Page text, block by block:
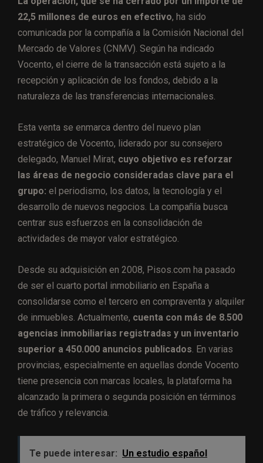
22,5 millones de euros en efectivo, ha sido
comunicada por la compañía a la Comisión Nacional del
Mercado de Valores (CNMV). Según ha indicado
Vocento, el cierre de la transacción está sujeto a la
recepción y aplicación de los fondos, debido a la
naturaleza de las transferencias internacionales.
Esta venta se enmarca dentro del nuevo plan
estratégico de Vocento, liderado por su consejero
delegado, Manuel Mirat, cuyo objetivo es reforzar
las áreas de negocio consideradas clave para el
grupo: el periodismo, los datos, la tecnología y el
desarrollo de nuevos negocios. La compañía busca
centrar sus esfuerzos en la consolidación de
actividades de mayor valor estratégico.
Desde su adquisición en 2008, Pisos.com ha pasado
de ser el cuarto portal inmobiliario en España a
consolidarse como el tercero en compraventa y alquiler
de inmuebles. Actualmente, cuenta con más de 8.500
agencias inmobiliarias registradas y un inventario
superior a 450.000 anuncios publicados. En varias
provincias, especialmente en aquellas donde Vocento
tiene presencia con marcas locales, la plataforma ha
alcanzado la primera o segunda posición en términos
de tráfico y relevancia.
Te puede interesar: Un estudio español